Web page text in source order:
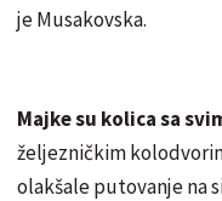
je Musakovska.
Majke su kolica sa
željezničkim
olakšale putovanje na